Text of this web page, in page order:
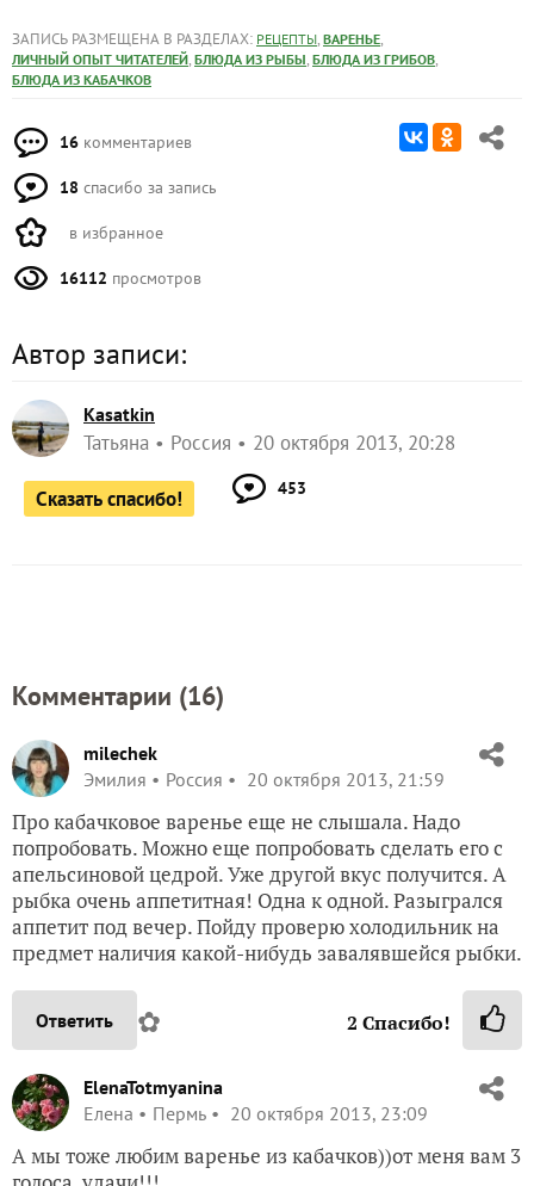
ЗАПИСЬ РАЗМЕЩЕНА В РАЗДЕЛАХ: РЕЦЕПТЫ, ВАРЕНЬЕ,
ЛИЧНЫЙ ОПЫТ ЧИТАТЕЛЕЙ, БЛЮДА ИЗ РЫБЫ, БЛЮДА ИЗ ГРИБОВ,
БЛЮДА ИЗ КАБАЧКОВ
16 комментариев
18 спасибо за запись
в избранное
16112 просмотров
Автор записи:
Kasatkin
Татьяна Россия 20 октября 2013, 20:28
Сказать спасибо! 453
Комментарии (16)
milechek
Эмилия
Россия 20 октября 2013, 21:59
Про кабачковое варенье еще не слышала. Надо
попробовать. Можно еще попробовать сделать его с
апельсиновой цедрой. Уже другой вкус получится. А
рыбка очень аппетитная! Одна к одной. Разыгрался
аппетит под вечер. Пойду проверю холодильник на
предмет наличия какой-нибудь завалявшейся рыбки.
Ответить ✿ 2 Спасибо!
ElenaTotmyanina
Елена
Пермь 20 октября 2013, 23:09
А мы тоже любим варенье из кабачков))от меня вам 3